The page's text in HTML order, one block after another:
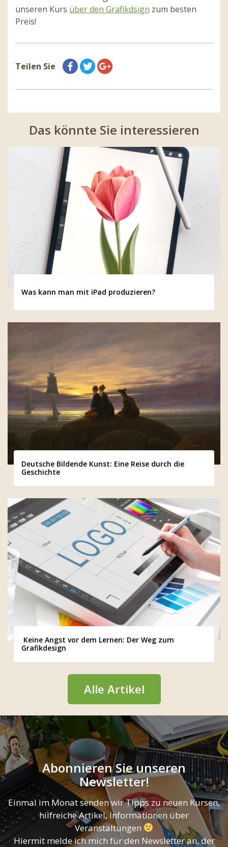
unseren Kurs über den Grafikdsign zum besten
Preis!
Teilen Sie
Das könnte Sie interessieren
Was kann man mit iPad produzieren?
Deutsche Bildende Kunst: Eine Reise durch die
Geschichte
Keine Angst vor dem Lernen: Der Weg zum
Grafikdesign
Alle Artikel
Abonnieren Sie unseren
Newsletter!
Einmal im Monat senden wir Tipps zu neuen Kursen,
hilfreiche Artikel, Informationen über
Veranstaltungen
Hiermit melde ich mich für den Newsletter an, der